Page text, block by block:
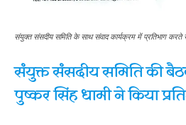
संयुक्त संसदीय समिति के साथ संवाद कार्यक्रम में प्रतिभाग करते
संयुक्त संसदीय समिति की
पुष्कर सिंह धामी ने किया